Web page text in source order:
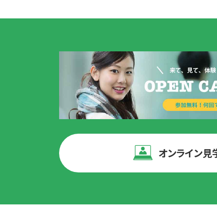
オンライン見